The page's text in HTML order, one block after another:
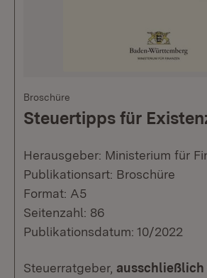
Broschüre
Steuertipps für
Herausgeber: Ministerium für
Publikationsart: Broschüre
Format: A5
Seitenzahl: 86
Publikationsdatum: 10/2022
Steuerratgeber, ausschließlich